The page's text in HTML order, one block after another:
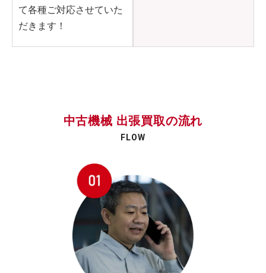
て各種ご対応させていた
だきます！
中古機械 出張買取の流れ
FLOW